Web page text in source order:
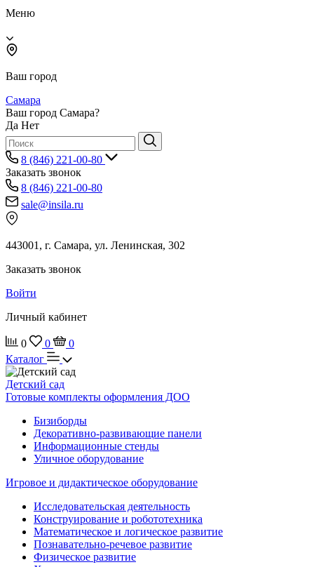
Меню
Ваш город
Самара
Ваш город Самара?
Да Нет
8 (846) 221-00-80
Заказать звонок
8 (846) 221-00-80
sale@insila.ru
443001, г. Самара, ул. Ленинская, 302
Заказать звонок
Войти
Личный кабинет
0 0
0
Каталог
Детский сад
Готовые комплекты оформления ДОО
Бизиборды
Декоративно-развивающие панели
Информационные стенды
Уличное оборудование
Игровое и дидактическое оборудование
Исследовательская деятельность
Конструирование и робототехника
Математическое и логическое развитие
Познавательно-речевое развитие
Физическое развитие